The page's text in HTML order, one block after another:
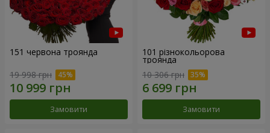
151 червона троянда
19 998 грн
Замовити
101 різнокольорова
троянда
10 306 грн
Замовити